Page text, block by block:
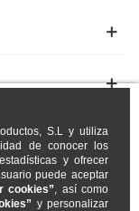
S.L y utiliza
de conocer los
y ofrecer
puede aceptar
cookies”
, así como
y personalizar